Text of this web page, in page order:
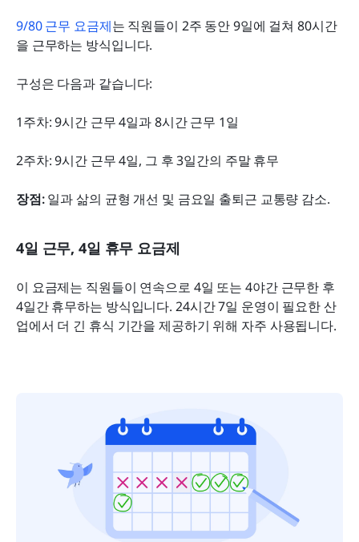
9/80 근무 요금제는 직원들이 2주 동안 9일에 걸쳐 80시간
을 근무하는 방식입니다.
구성은 다음과 같습니다:
1주차: 9시간 근무 4일과 8시간 근무 1일
2주차: 9시간 근무 4일, 그 후 3일간의 주말 휴무
장점: 일과 삶의 균형 개선 및 금요일 출퇴근 교통량 감소.
4일 근무, 4일 휴무 요금제
이 요금제는 직원들이 연속으로 4일 또는 4야간 근무한 후
4일간 휴무하는 방식입니다. 24시간 7일 운영이 필요한 산
업에서 더 긴 휴식 기간을 제공하기 위해 자주 사용됩니다.